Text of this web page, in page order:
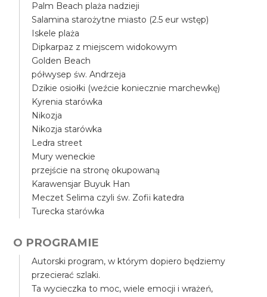
Palm Beach plaża nadzieji
Salamina starożytne miasto (2.5 eur wstęp)
Iskele plaża
Dipkarpaz z miejscem widokowym
Golden Beach
półwysep św. Andrzeja
Dzikie osiołki (weźcie koniecznie marchewkę)
Kyrenia starówka
Nikozja
Nikozja starówka
Ledra street
Mury weneckie
przejście na stronę okupowaną
Karawensjar Buyuk Han
Meczet Selima czyli św. Zofii katedra
Turecka starówka
O PROGRAMIE
Autorski program, w którym dopiero będziemy
przecierać szlaki.
Ta wycieczka to moc, wiele emocji i wrażeń,